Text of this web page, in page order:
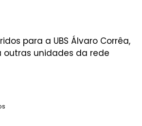
para a UBS Álvaro Corrêa,
unidades da rede